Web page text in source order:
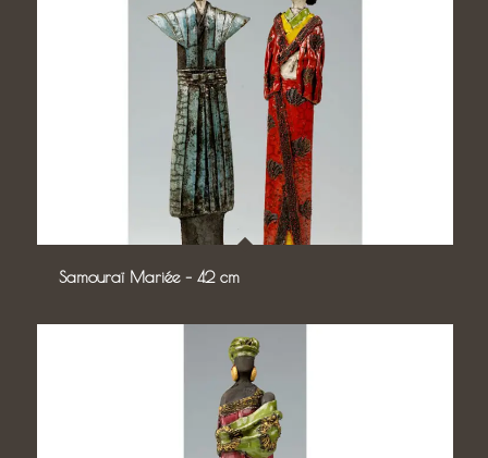
Samouraï Mariée – 42 cm